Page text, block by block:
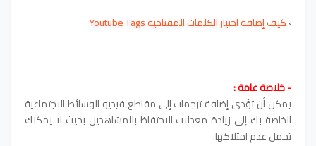
›كيف إضافة اختيار الكلمات المفتاحية Youtube Tags
- خلاصة عامة :
يمكن أن تؤدي إضافة ترجمات إلى مقاطع فيديو الوسائط الاجتماعية
الخاصة بك إلى زيادة معدلات الاحتفاظ بالمشاهدين بحيث لا يمكنك
تحمل عدم امتلاكها.